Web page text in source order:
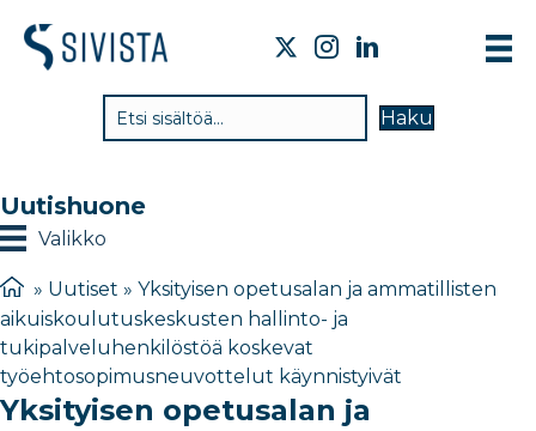
Haku
Uutishuone
Valikko
» Uutiset » Yksityisen opetusalan ja ammatillisten
aikuiskoulutuskeskusten hallinto- ja
tukipalveluhenkilöstöä koskevat
työehtosopimusneuvottelut käynnistyivät
Yksityisen opetusalan ja